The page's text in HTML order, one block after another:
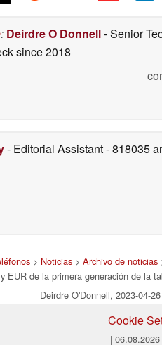
: Deirdre O Donnell- Senior
since 2018
- Editorial Assistant- 818035
> Noticias> Archivo de noticias
EUR de la primera generación de la
Deirdre O'Donnell, 2023-04-
Cookie
|